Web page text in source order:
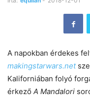
A napokban érdekes
makingstarwars.net
Kaliforniában folyó
érkező A Mandalori